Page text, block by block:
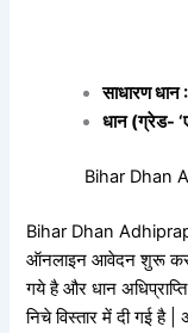
साधारण
धान (ग्रेड-
Bihar Dhan
Bihar Dhan
ऑनलाइन आवेदन शुरू
गये है और धान
निचे विस्तार में दी गई है